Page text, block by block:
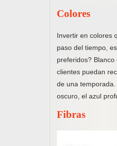
Colores
Invertir en colores
paso del tiempo,
preferidos?
clientes puedan
de una
oscuro, el azul
Fibras